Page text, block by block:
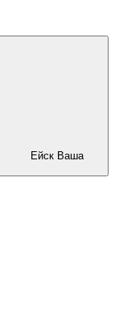
Ейск Ваша